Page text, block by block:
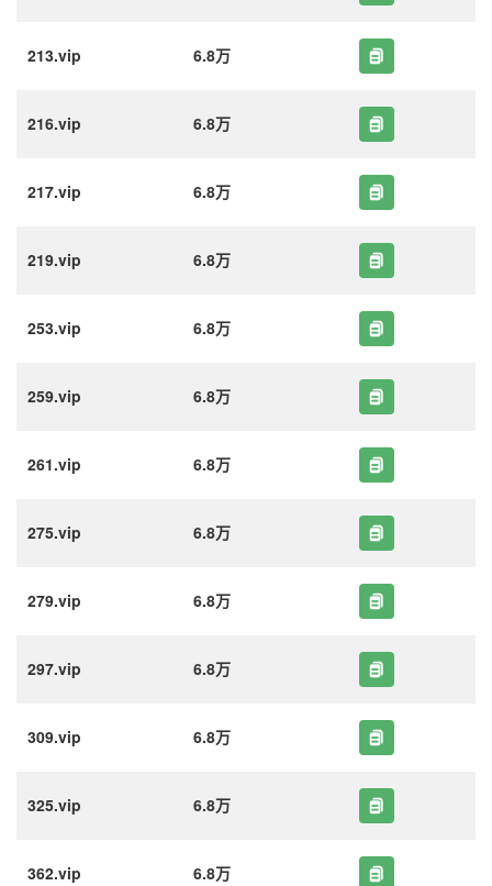
213.vip 6.8万
216.vip 6.8万
217.vip 6.8万
219.vip 6.8万
253.vip 6.8万
259.vip 6.8万
261.vip 6.8万
275.vip 6.8万
279.vip 6.8万
297.vip 6.8万
309.vip 6.8万
325.vip 6.8万
362.vip 6.8万